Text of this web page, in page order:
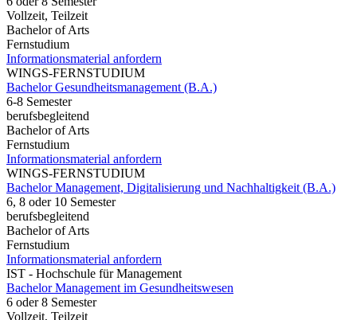
Vollzeit, Teilzeit
Bachelor of Arts
Fernstudium
Informationsmaterial anfordern
WINGS-FERNSTUDIUM
Bachelor Gesundheitsmanagement (B.A.)
6-8 Semester
berufsbegleitend
Bachelor of Arts
Fernstudium
Informationsmaterial anfordern
WINGS-FERNSTUDIUM
Bachelor Management, Digitalisierung und Nachhaltigkeit (B.A.)
6, 8 oder 10 Semester
berufsbegleitend
Bachelor of Arts
Fernstudium
Informationsmaterial anfordern
IST - Hochschule für Management
Bachelor Management im Gesundheitswesen
6 oder 8 Semester
Vollzeit, Teilzeit